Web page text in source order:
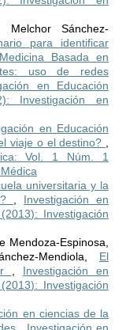
Melchor Sánchez-
para identificar
Basada en
uso de redes
en Educación
Investigación en
en Educación
viaje o el destino? ,
Vol. 1 Núm. 1
universitaria y la
, Investigación en
Investigación
Mendoza-Espinosa,
Mendiola, El
, Investigación en
Investigación
en ciencias de la